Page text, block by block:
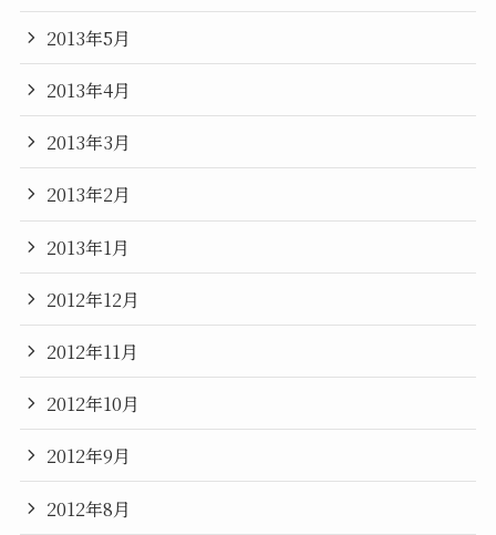
2013年5月
2013年4月
2013年3月
2013年2月
2013年1月
2012年12月
2012年11月
2012年10月
2012年9月
2012年8月